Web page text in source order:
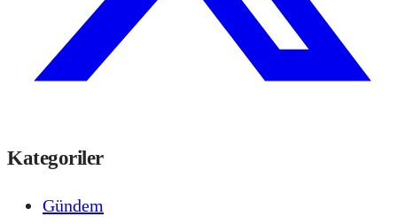
Kategoriler
Gündem